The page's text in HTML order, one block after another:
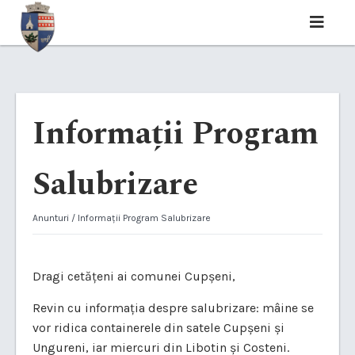
Informații Program
Salubrizare
Anunturi / Informații Program Salubrizare
Dragi cetățeni ai comunei Cupșeni,
Revin cu informația despre salubrizare: mâine se
vor ridica containerele din satele Cupșeni și
Ungureni, iar miercuri din Libotin și Costeni.